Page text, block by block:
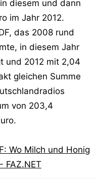
diesem und dann
im Jahr 2012.
das 2008 rund
in diesem Jahr
und 2012 mit 2,04
gleichen Summe
von 203,4
Wo Milch und Honig
FAZ.NET